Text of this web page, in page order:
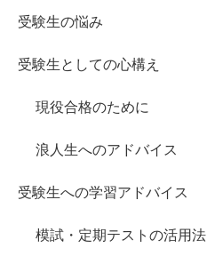
受験生の悩み
受験生としての心構え
現役合格のために
浪人生へのアドバイス
受験生への学習アドバイス
模試・定期テストの活用法